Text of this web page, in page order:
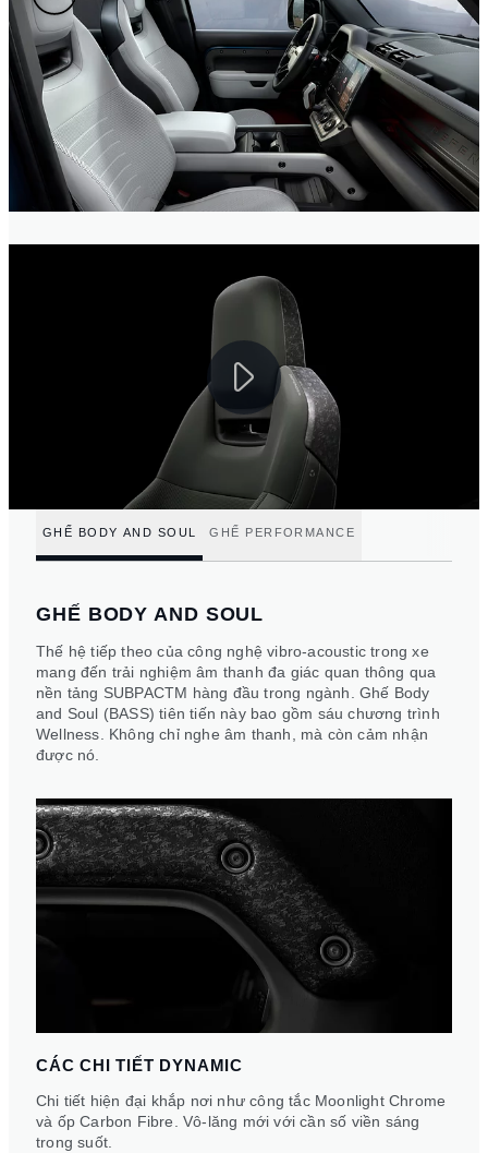
GHẾ BODY AND SOUL GHẾ PERFORMANCE
GHẾ BODY AND SOUL
Thế hệ tiếp theo của công nghệ vibro-acoustic trong xe
mang đến trải nghiệm âm thanh đa giác quan thông qua
nền tảng SUBPACTM hàng đầu trong ngành. Ghế Body
and Soul (BASS) tiên tiến này bao gồm sáu chương trình
Wellness. Không chỉ nghe âm thanh, mà còn cảm nhận
được nó.
CÁC CHI TIẾT DYNAMIC
Chi tiết hiện đại khắp nơi như công tắc Moonlight Chrome
và ốp Carbon Fibre. Vô-lăng mới với cần số viền sáng
trong suốt.